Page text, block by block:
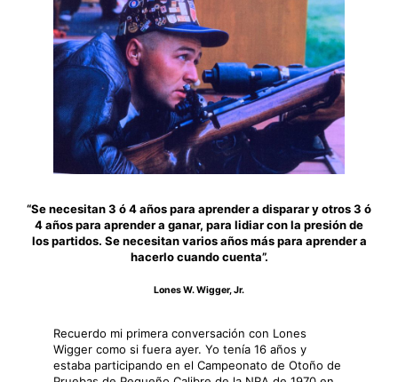
“Se necesitan 3 ó 4 años para aprender a disparar y otros 3 ó
4 años para aprender a ganar, para lidiar con la presión de
los partidos. Se necesitan varios años más para aprender a
hacerlo cuando cuenta”.
Lones W. Wigger, Jr.
Recuerdo mi primera conversación con Lones
Wigger como si fuera ayer. Yo tenía 16 años y
estaba participando en el Campeonato de Otoño de